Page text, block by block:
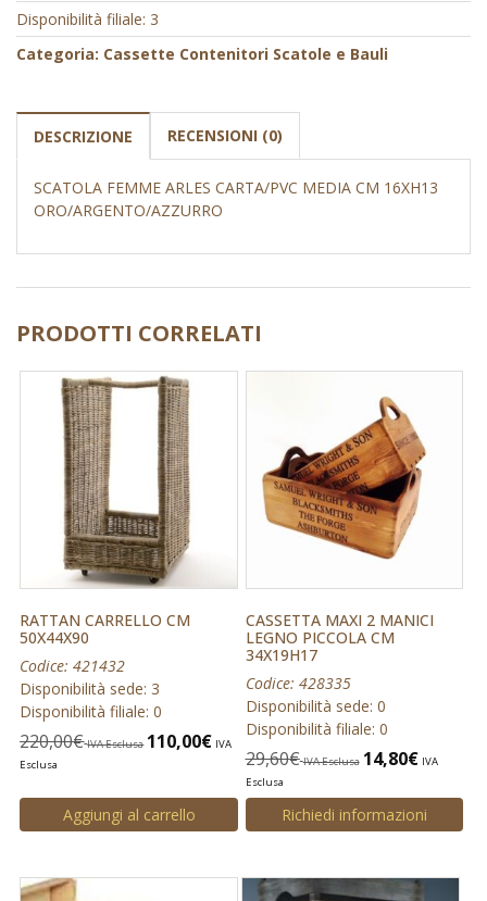
Disponibilità filiale: 3
Categoria: Cassette Contenitori Scatole e Bauli
DESCRIZIONE RECENSIONI (0)
SCATOLA FEMME ARLES CARTA/PVC MEDIA CM 16XH13
ORO/ARGENTO/AZZURRO
PRODOTTI CORRELATI
RATTAN CARRELLO CM
50X44X90
Codice: 421432
Disponibilità sede: 3
Disponibilità filiale: 0
220,00€ IVA Esclusa 110,00€ IVA
Esclusa
Aggiungi al carrello
CASSETTA MAXI 2 MANICI
LEGNO PICCOLA CM
34X19H17
Codice: 428335
Disponibilità sede: 0
Disponibilità filiale: 0
29,60€ IVA Esclusa 14,80€ IVA
Esclusa
Richiedi informazioni